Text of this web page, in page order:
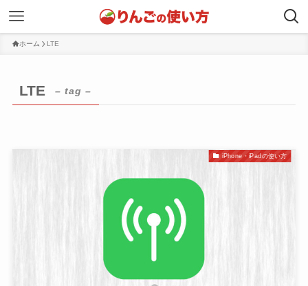
ホーム LTE
LTE – tag –
iPhone・iPadの使い方